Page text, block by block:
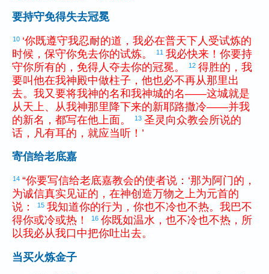
要持守免得失去冠冕
10 ‘你既遵守我忍耐的道 ， 我必在普天下 人 受试炼的
时候 ， 保守你免去你的试炼。 11 我必快来 ！ 你要持
守你所有的 ， 免得 人 夺去你的冠冕 。 12 得胜的 ， 我
要叫 他在我神殿中做柱子 ， 他也必不再从那里出
去。 我又 要将我神的名和我神城的名——这城就是
从天上 、 从我神那里降下来的新耶路撒冷——并我
的新名 ， 都写在他 上面。 13 圣灵 向众教会所说的
话 ， 凡有耳的 ， 就应当听 ！ ’
寄信给老底嘉
14 “你要写信给老底嘉教会的使者说 ： ‘那为阿门的 ，
为诚信真实 见证的 ， 在神创造万物之上为元首的
说 ： 15 我知道你的行为 ， 你也不冷也不热。 我巴不
得你或冷或热 ！ 16 你既如温水 ， 也不冷也不热 ， 所
以我必从我口 中把你吐出去。
当买火炼金子